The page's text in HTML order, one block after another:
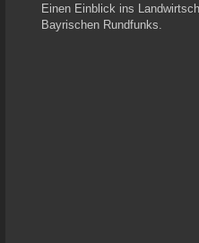
Einen Einblick ins
Bayrischen Rundfunks.